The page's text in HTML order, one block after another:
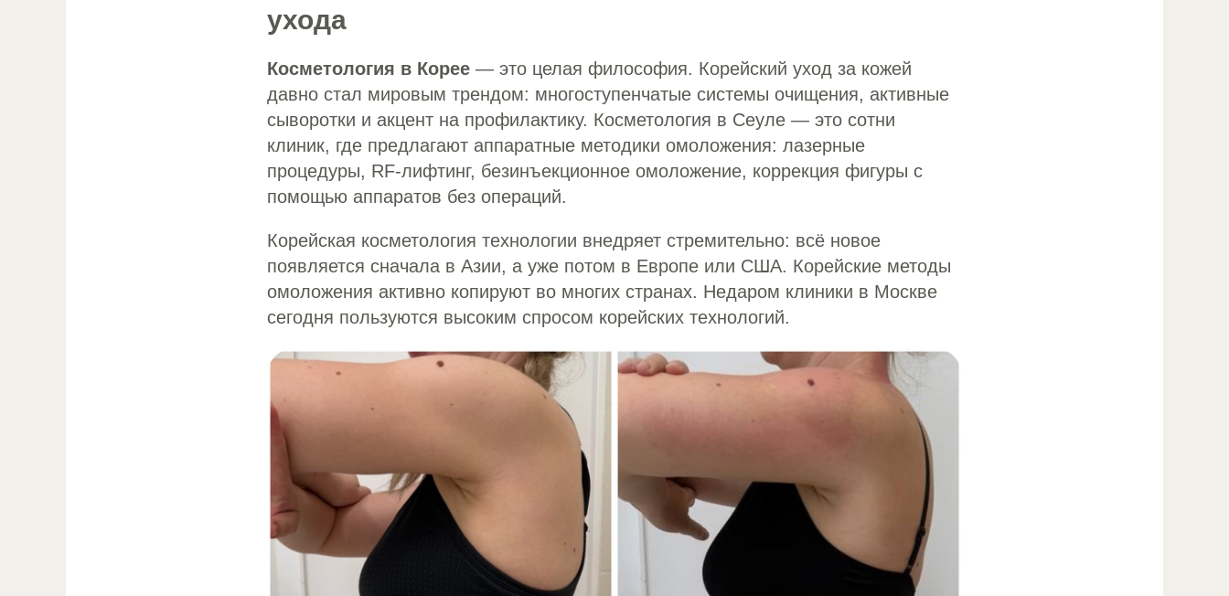
ухода
Косметология в Корее — это целая философия. Корейский уход за кожей
давно стал мировым трендом: многоступенчатые системы очищения, активные
сыворотки и акцент на профилактику. Косметология в Сеуле — это сотни
клиник, где предлагают аппаратные методики омоложения: лазерные
процедуры, RF-лифтинг, безинъекционное омоложение, коррекция фигуры с
помощью аппаратов без операций.
Корейская косметология технологии внедряет стремительно: всё новое
появляется сначала в Азии, а уже потом в Европе или США. Корейские методы
омоложения активно копируют во многих странах. Недаром клиники в Москве
сегодня пользуются высоким спросом корейских технологий.